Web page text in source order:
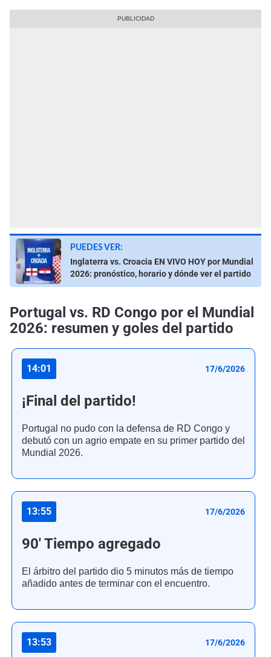
PUEDES VER:
Inglaterra vs. Croacia EN VIVO HOY por Mundial
2026: pronóstico, horario y dónde ver el partido
Portugal vs. RD Congo por el Mundial
2026: resumen y goles del partido
14:01 17/6/2026
¡Final del partido!
Portugal no pudo con la defensa de RD Congo y
debutó con un agrio empate en su primer partido del
Mundial 2026.
13:55 17/6/2026
90' Tiempo agregado
El árbitro del partido dio 5 minutos más de tiempo
añadido antes de terminar con el encuentro.
13:53 17/6/2026